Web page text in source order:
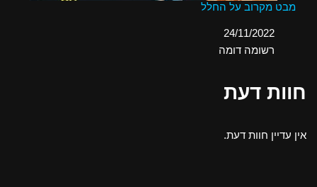
מבט מקרוב על החלל
תאריך24/11/2022
בהקשר ל-
רשומה דומה
חוות דעת
אין עדיין חוות דעת.